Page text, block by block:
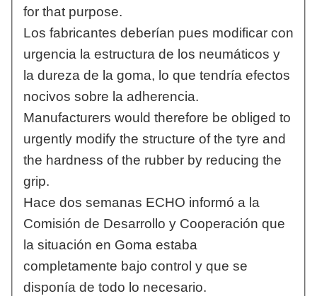
for that purpose.
Los fabricantes deberían pues modificar con
urgencia la estructura de los neumáticos y
la dureza de la goma, lo que tendría efectos
nocivos sobre la adherencia.
Manufacturers would therefore be obliged to
urgently modify the structure of the tyre and
the hardness of the rubber by reducing the
grip.
Hace dos semanas ECHO informó a la
Comisión de Desarrollo y Cooperación que
la situación en Goma estaba
completamente bajo control y que se
disponía de todo lo necesario.